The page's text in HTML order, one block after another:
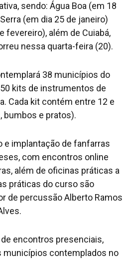
sendo: Água Boa (em 18
(em dia 25 de janeiro)
fevereiro), além de Cuiabá,
nessa quarta-feira (20).
38 municípios do
kits de instrumentos de
Cada kit contém entre 12 e
bumbos e pratos).
e implantação de fanfarras
com encontros online
além de oficinas práticas a
práticas do curso são
de percussão Alberto Ramos
de encontros presenciais,
municípios contemplados no